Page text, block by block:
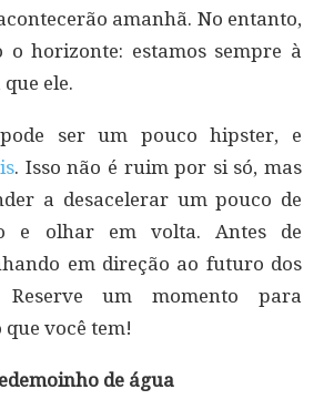
amanhã. No entanto,
horizonte: estamos sempre à
ele.
ser um pouco hipster, e
. Isso não é ruim por si só, mas
a desacelerar um pouco de
e olhar em volta. Antes de
em direção ao futuro dos
um momento para
você tem!
de água